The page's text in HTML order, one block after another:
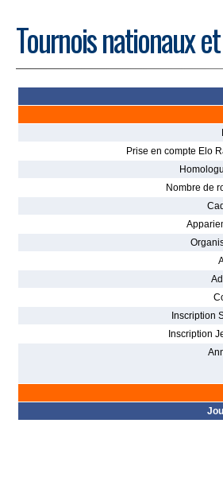
Tournois nationaux
Prise en compte Elo
Nombre de
Inscription
Inscription